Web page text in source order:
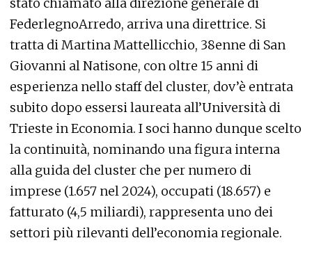
FederlegnoArredo, arriva una direttrice. Si
tratta di Martina Mattellicchio, 38enne di San
Giovanni al Natisone, con oltre 15 anni di
esperienza nello staff del cluster, dov’è entrata
subito dopo essersi laureata all’Università di
Trieste in Economia. I soci hanno dunque scelto
la continuità, nominando una figura interna
alla guida del cluster che per numero di
imprese (1.657 nel 2024), occupati (18.657) e
fatturato (4,5 miliardi), rappresenta uno dei
settori più rilevanti dell’economia regionale.